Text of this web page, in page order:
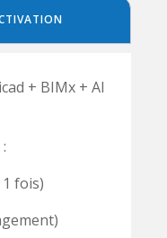
+ BIMx + AI
fois)